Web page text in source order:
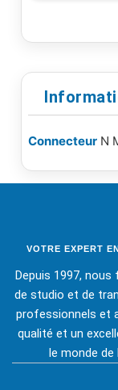
Connecteur N
VOTRE EXPERT
Depuis 1997,
de studio et de
professionnels et
qualité et un
le monde